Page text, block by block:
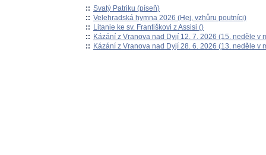
:: Svatý Patriku (píseň)
:: Velehradská hymna 2026 (Hej, vzhůru poutníci)
:: Litanie ke sv. Františkovi z Assisi ()
:: Kázání z Vranova nad Dyjí 12. 7. 2026 (15. neděle v
:: Kázání z Vranova nad Dyjí 28. 6. 2026 (13. neděle v